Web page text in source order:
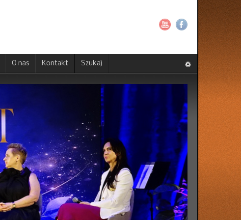
O nas Kontakt Szukaj